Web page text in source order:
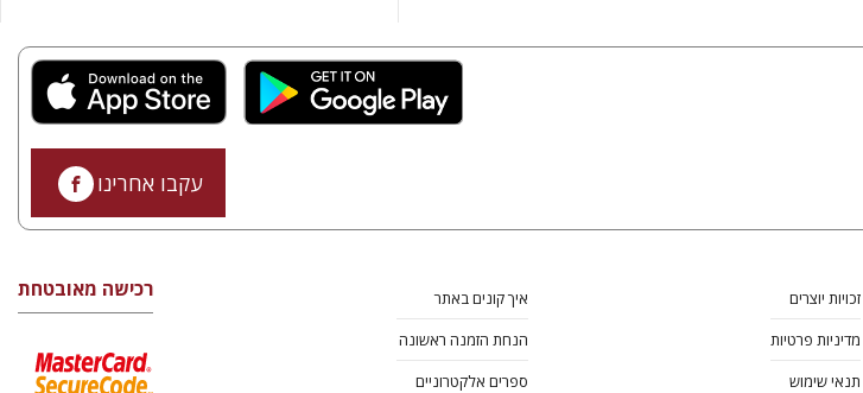
עקבו אחרינו
זכויות יוצרים
מדיניות פרטיות
תנאי שימוש
איך קונים באתר
הנחת הזמנה ראשונה
ספרים אלקטרוניים
רכישה מאובטחת